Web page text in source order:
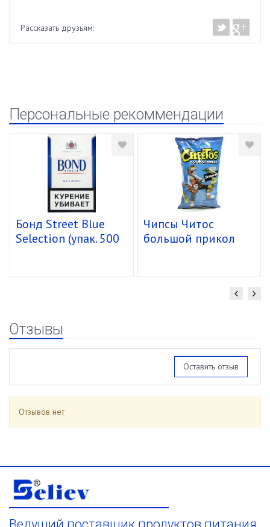
Рассказать друзьям:
Персональные рекоммендации
Бонд Street Blue
Selection (упак. 500
Чипсы Читос
большой прикол
Отзывы
Оставить отзыв
Отзывов нет
Ведущий поставщик продуктов питания